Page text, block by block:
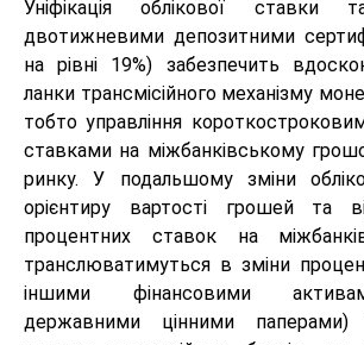
Уніфікація облікової
двотижневими депозитними
на рівні 19%) забезпечить
ланки трансмісійного механізму
тобто управління
ставками на міжбанківському
ринку. У подальшому зміни
орієнтиру вартості грошей та
процентних ставок на
транслюватимуться в зміни
іншими фінансовими
державними цінними паперами)